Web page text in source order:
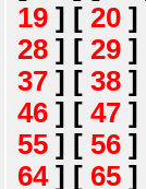
19 ] [ 20 ]
28 ] [ 29 ]
37 ] [ 38 ]
46 ] [ 47 ]
55 ] [ 56 ]
64] [ 65 ]